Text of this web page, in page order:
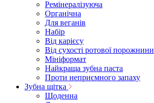
Ремінералізуюча
Органічна
Для веганів
Набір
Від карієсу
Від сухості ротової порожнини
Мініформат
Найкраща зубна паста
Проти неприємного запаху
Зубна щітка
Щоденна